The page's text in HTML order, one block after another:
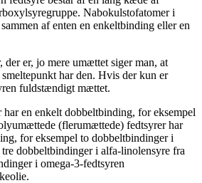
Nabokulstofatomer i
af enten en enkeltbinding eller en
der er, jo mere umættet siger man, at
har den. Hvis der kun er
fuldstændigt mættet.
en enkelt dobbeltbinding, for eksempel
(flerumættede) fedtsyrer har
for eksempel to dobbeltbindinger i
dobbeltbindinger i alfa-linolensyre fra
i omega-3-fedtsyren